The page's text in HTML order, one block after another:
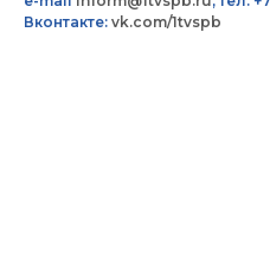
Вконтакте: vk.com/1tvspb